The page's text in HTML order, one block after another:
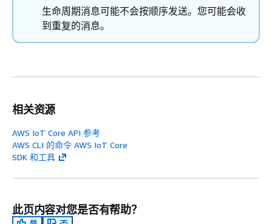
生命周期消息可能不会按顺序发送。您可能会收
到重复的消息。
相关资源
AWS IoT Core API 参考
AWS CLI 的命令 AWS IoT Core
SDK 和工具
此页内容对您是否有帮助？